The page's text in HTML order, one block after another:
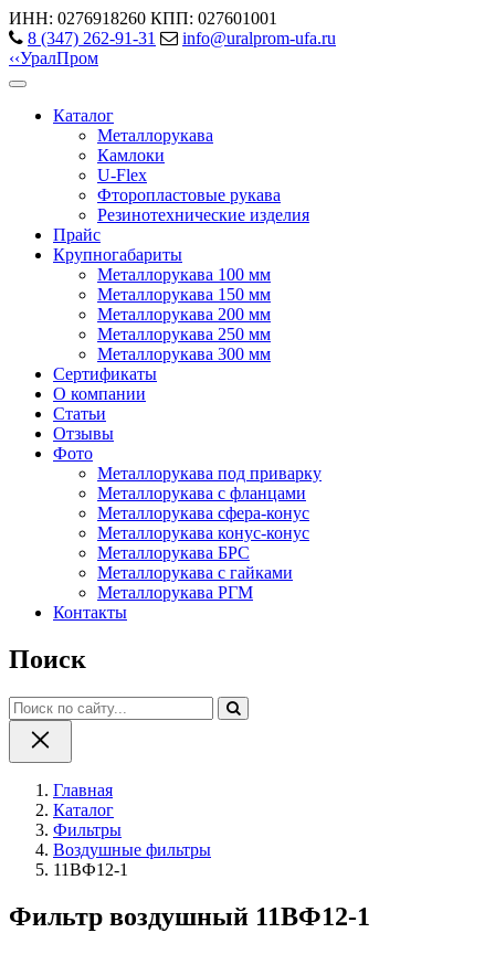
ИНН: 0276918260 КПП: 027601001
8 (347) 262‑91‑31
info@uralprom-ufa.ru
‹‹УралПром
Каталог
Металлорукава
Камлоки
U-Flex
Фторопластовые рукава
Резинотехнические изделия
Прайс
Крупногабариты
Металлорукава 100 мм
Металлорукава 150 мм
Металлорукава 200 мм
Металлорукава 250 мм
Металлорукава 300 мм
Сертификаты
О компании
Статьи
Отзывы
Фото
Металлорукава под приварку
Металлорукава с фланцами
Металлорукава сфера-конус
Металлорукава конус-конус
Металлорукава БРС
Металлорукава с гайками
Металлорукава РГМ
Контакты
Поиск
Главная
Каталог
Фильтры
Воздушные фильтры
11ВФ12-1
Фильтр воздушный 11ВФ12-1